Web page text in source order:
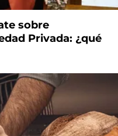
sobre
Privada: ¿qué